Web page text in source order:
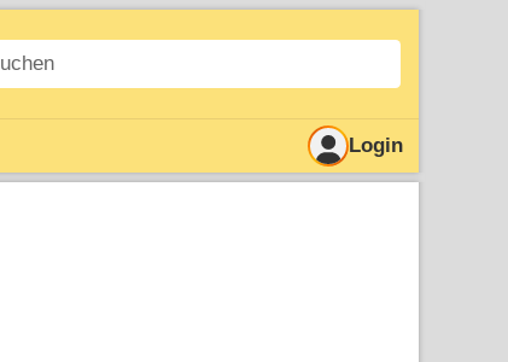
Login